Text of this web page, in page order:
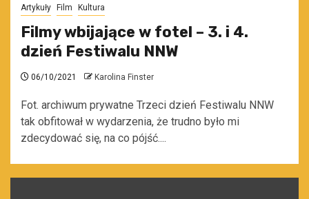
Artykuły Film Kultura
Filmy wbijające w fotel – 3. i 4.
dzień Festiwalu NNW
06/10/2021 Karolina Finster
Fot. archiwum prywatne Trzeci dzień Festiwalu NNW
tak obfitował w wydarzenia, że trudno było mi
zdecydować się, na co pójść....